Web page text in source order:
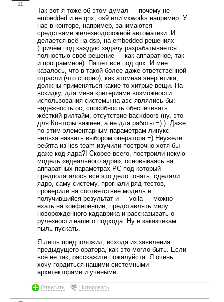
11
Так вот я тоже об этом думал — почему не
embedded и не qnx, os9 или vxworks например. У
нас в конторе, например, занимаются
средствами железнодорожной автоматики. И
делается всё на dsp, на embedded решениях
(причём под каждую задачу разрабатывается
полностью своё решение — как аппаратное, так
и программное). Пашет всё под qnx. И мне
казалось, что в такой более даже ответственной
отрасли (что спорно), как атомная энергетика,
должны применяться какие-то хитрые вещи. На
вскидку, для меня критериями возможности
использования системы на аэс являлись бы:
надёжность ос, способность обеспечивать
жёсткий рилтайм, отсутствие backdoors (ну, это
для Конторы важнее, а не для работы =) ). Даже
по этим элементарным параметрам линукс
нельзя назвать выбором оператора =) Неужели
ребята из lics team изучили построчно хотя бы
даже код ядра?! Скорее всего, построили некую
модель «идеального ядра», основываясь на
аппаратных параметрах PC под который
предполагалось всё это дело гонять, сделали
ядро, саму систему, прогнали ряд тестов,
проверили на соответствие модель и
получившийся результат и — voila — можно
ехать на конференции, представлять миру
новорожденного кадаврика и рассказывать о
рулезности нашего подхода. Ну и заказчикам
пыль пускать.
Я лишь предположил, исходя из заявления
предыдущего оратора, как это могло быть. Если
всё не так, расскажите пожалуйста. Я очень
хочу гордиться нашими системными
архитекторами и учёными.
Ответить Цитировать